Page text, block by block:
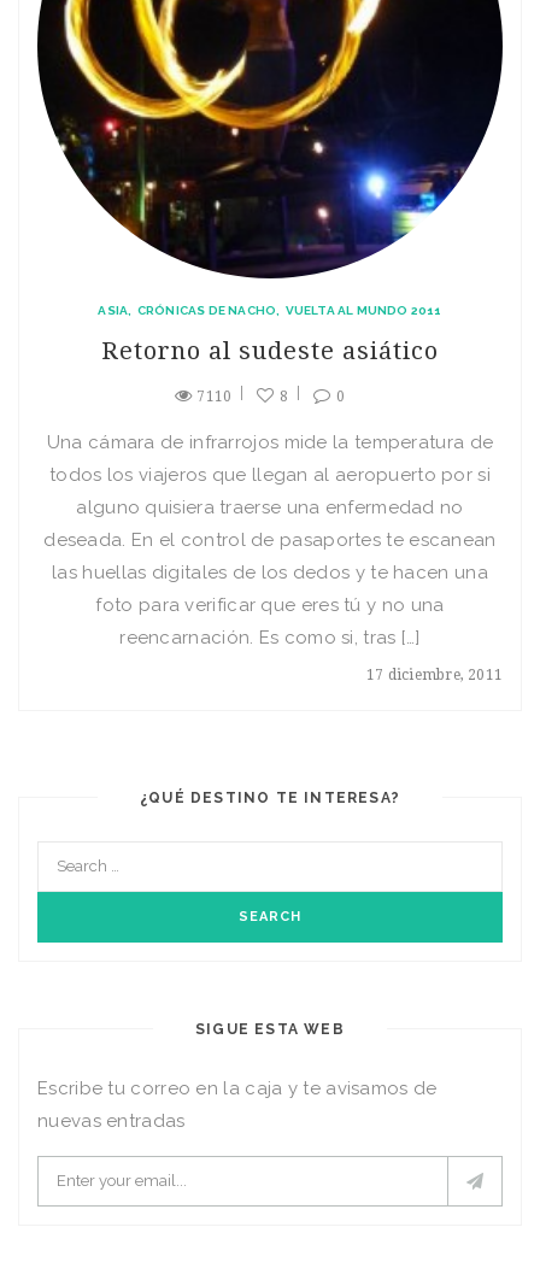
ASIA CRÓNICAS DE NACHO VUELTA AL MUNDO 2011
Retorno al sudeste asiático
7110 8 0
17 diciembre, 2011
Una cámara de infrarrojos mide la temperatura de
todos los viajeros que llegan al aeropuerto por si
alguno quisiera traerse una enfermedad no
deseada. En el control de pasaportes te escanean
las huellas digitales de los dedos y te hacen una
foto para verificar que eres tú y no una
reencarnación. Es como si, tras […]
¿QUÉ DESTINO TE INTERESA?
SIGUE ESTA WEB
Escribe tu correo en la caja y te avisamos de
nuevas entradas